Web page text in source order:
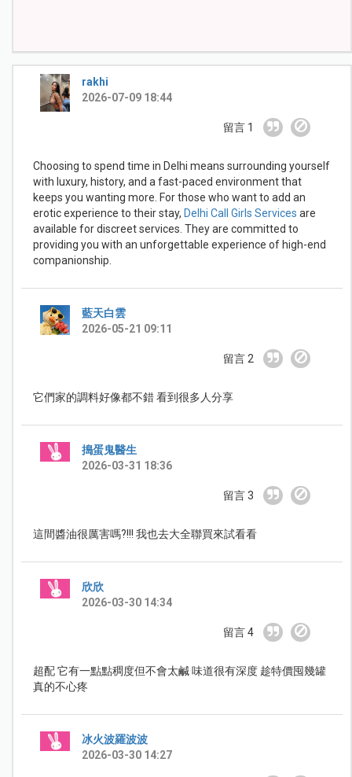
rakhi
2026-07-09 18:44
留言 1
Choosing to spend time in Delhi means surrounding yourself
with luxury, history, and a fast-paced environment that
keeps you wanting more. For those who want to add an
erotic experience to their stay, Delhi Call Girls Services are
available for discreet services. They are committed to
providing you with an unforgettable experience of high-end
companionship.
藍天白雲
2026-05-21 09:11
留言 2
它們家的調料好像都不錯 看到很多人分享
搗蛋鬼醫生
2026-03-31 18:36
留言 3
這間醬油很厲害嗎?!!! 我也去大全聯買來試看看
欣欣
2026-03-30 14:34
留言 4
超配 它有一點點稠度但不會太鹹 味道很有深度 趁特價囤幾罐
真的不心疼
冰火波羅波波
2026-03-30 14:27